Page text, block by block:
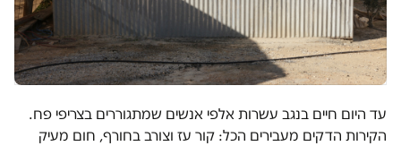
עד היום חיים בנגב עשרות אלפי אנשים שמתגוררים בצריפי פח.
הקירות הדקים מעבירים הכל: קור עז וצורב בחורף, חום מעיק